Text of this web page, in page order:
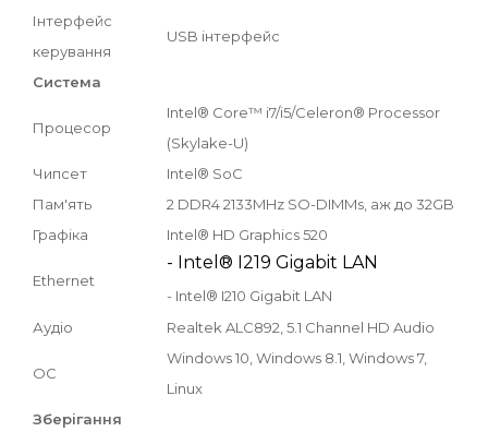
Інтерфейс
керування
USB інтерфейс
Система
Процесор
Intel® Core™ i7/i5/Celeron® Processor
(Skylake-U)
Чипсет
Intel® SoC
Пам'ять
2 DDR4 2133MHz SO-DIMMs, аж до 32GB
Графіка
Intel® HD Graphics 520
Ethernet
- Intel® I219 Gigabit LAN
- Intel® I210 Gigabit LAN
Аудіо
Realtek ALC892, 5.1 Channel HD Audio
ОС
Windows 10, Windows 8.1, Windows 7,
Linux
Зберігання